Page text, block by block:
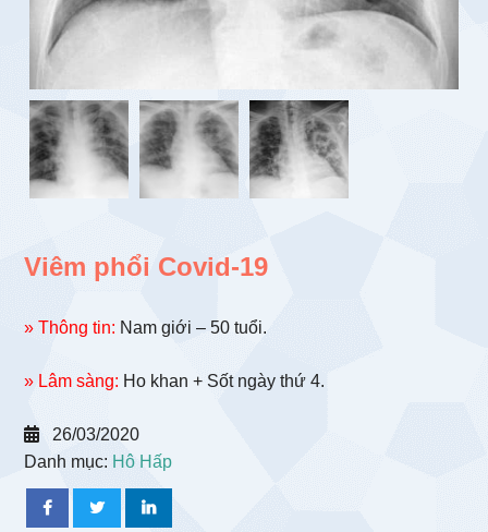
Viêm phổi Covid-19
» Thông tin: Nam giới – 50 tuổi.
» Lâm sàng: Ho khan + Sốt ngày thứ 4.
26/03/2020
Danh mục: Hô Hấp